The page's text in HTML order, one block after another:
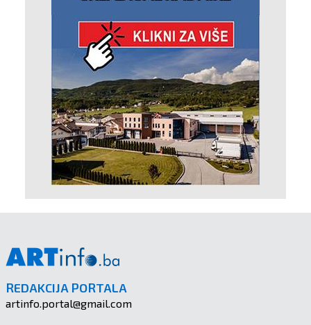
REDAKCIJA PORTALA
artinfo.portal@gmail.com